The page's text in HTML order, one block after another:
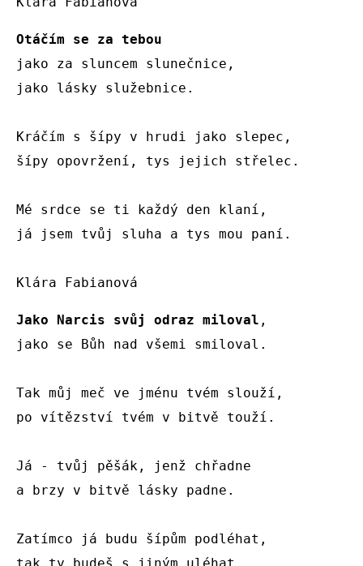
Otáčím se za tebou
jako za sluncem slunečnice,
jako lásky služebnice.
Kráčím s šípy v hrudi jako slepec,
šípy opovržení, tys jejich střelec.
Mé srdce se ti každý den klaní,
já jsem tvůj sluha a tys mou paní.
Klára Fabianová
Jako Narcis svůj odraz miloval ,
jako se Bůh nad všemi smiloval.
Tak můj meč ve jménu tvém slouží,
po vítězství tvém v bitvě touží.
Já - tvůj pěšák, jenž chřadne
a brzy v bitvě lásky padne.
Zatímco já budu šípům podléhat,